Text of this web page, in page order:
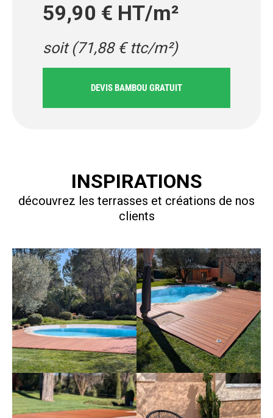
59,90 € HT/m²
soit (71,88 € ttc/m²)
DEVIS BAMBOU GRATUIT
INSPIRATIONS
découvrez les terrasses et créations de nos
clients